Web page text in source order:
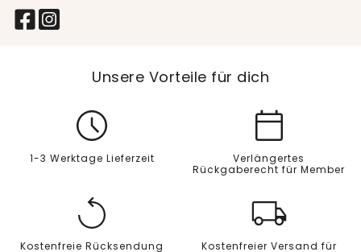
Unsere Vorteile für dich
1-3 Werktage Lieferzeit
Verlängertes
Rückgaberecht für Member
Kostenfreie Rücksendung
Kostenfreier Versand für